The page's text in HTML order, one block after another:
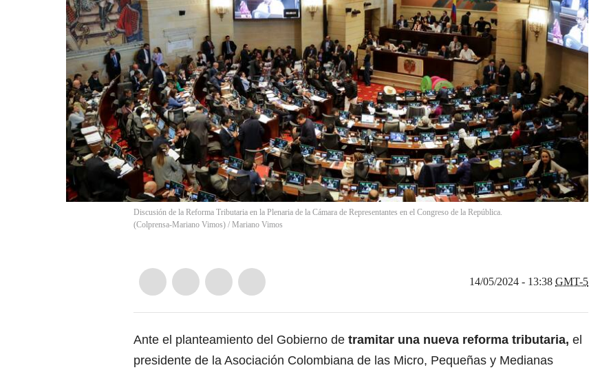
Discusión de la Reforma Tributaria en la Plenaria de la Cámara de Representantes en el Congreso de la República.
(Colprensa-Mariano Vimos) / Mariano Vimos
14/05/2024 - 13:38 GMT-5
Ante el planteamiento del Gobierno de tramitar una nueva reforma tributaria, el
presidente de la Asociación Colombiana de las Micro, Pequeñas y Medianas